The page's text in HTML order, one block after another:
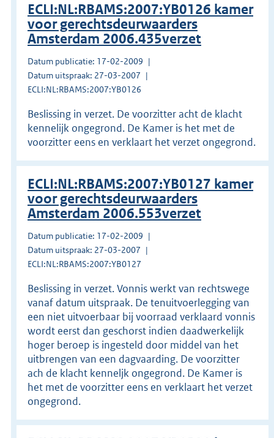
ECLI:NL:RBAMS:2007:YB0126 kamer
voor gerechtsdeurwaarders
Amsterdam 2006.435verzet
Datum publicatie: 17-02-2009
Datum uitspraak: 27-03-2007
ECLI:NL:RBAMS:2007:YB0126
Beslissing in verzet. De voorzitter acht de klacht
kennelijk ongegrond. De Kamer is het met de
voorzitter eens en verklaart het verzet ongegrond.
ECLI:NL:RBAMS:2007:YB0127 kamer
voor gerechtsdeurwaarders
Amsterdam 2006.553verzet
Datum publicatie: 17-02-2009
Datum uitspraak: 27-03-2007
ECLI:NL:RBAMS:2007:YB0127
Beslissing in verzet. Vonnis werkt van rechtswege
vanaf datum uitspraak. De tenuitvoerlegging van
een niet uitvoerbaar bij voorraad verklaard vonnis
wordt eerst dan geschorst indien daadwerkelijk
hoger beroep is ingesteld door middel van het
uitbrengen van een dagvaarding. De voorzitter
ach de klacht kenneljk ongegrond. De Kamer is
het met de voorzitter eens en verklaart het verzet
ongegrond.